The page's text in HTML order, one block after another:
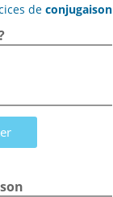
deconjugaison